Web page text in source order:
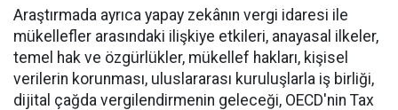
Araştırmada ayrıca yapay zekânın vergi idaresi ile
mükellefler arasındaki ilişkiye etkileri, anayasal ilkeler,
temel hak ve özgürlükler, mükellef hakları, kişisel
verilerin korunması, uluslararası kuruluşlarla iş birliği,
dijital çağda vergilendirmenin geleceği, OECD'nin Tax